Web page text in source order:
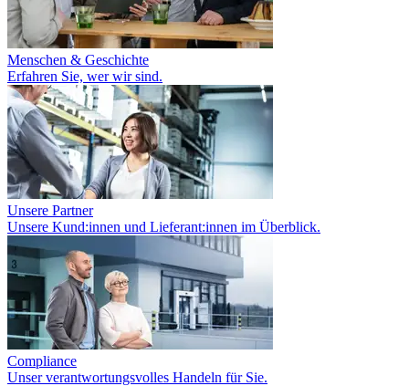
Menschen & Geschichte
Erfahren Sie, wer wir sind.
Unsere Partner
Unsere Kund:innen und Lieferant:innen im Überblick.
Compliance
Unser verantwortungsvolles Handeln für Sie.